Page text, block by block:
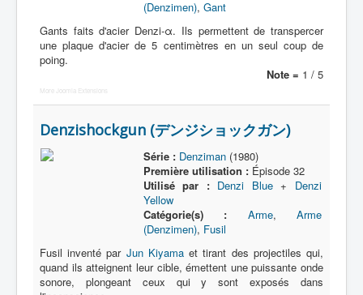
Denshi sentai Denziman (電子 戦
隊 デンジマン) = Escadron
électronique Denziman
Chronologie
Références
(Denzimen), Gant
Gants faits d'acier Denzi-α. Ils permettent de transpercer
une plaque d'acier de 5 centimètres en un seul coup de
poing.
Note = 1 / 5
More Joomla Extensions
Denzishockgun (デンジショックガン)
Série : Denziman(1980)
Première utilisation :Épisode 32
Utilisé par : Denzi Blue+ Denzi
Yellow
Catégorie(s) :
Arme,Arme
(Denzimen), Fusil
Fusil inventé par Jun Kiyamaet tirant des projectiles qui,
quand ils atteignent leur cible, émettent une puissante onde
sonore, plongeant ceux qui y sont exposés dans